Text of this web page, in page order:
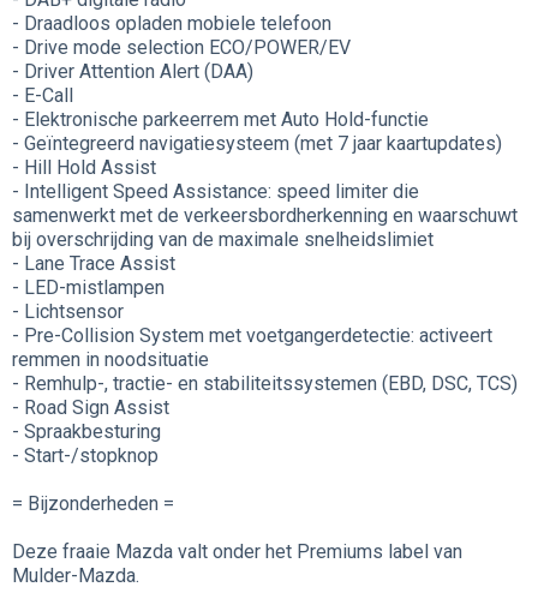
- Draadloos opladen mobiele telefoon
- Drive mode selection ECO/POWER/EV
- Driver Attention Alert (DAA)
- E-Call
- Elektronische parkeerrem met Auto Hold-functie
- Geïntegreerd navigatiesysteem (met 7 jaar kaartupdates)
- Hill Hold Assist
- Intelligent Speed Assistance: speed limiter die
samenwerkt met de verkeersbordherkenning en waarschuwt
bij overschrijding van de maximale snelheidslimiet
- Lane Trace Assist
- LED-mistlampen
- Lichtsensor
- Pre-Collision System met voetgangerdetectie: activeert
remmen in noodsituatie
- Remhulp-, tractie- en stabiliteitssystemen (EBD, DSC, TCS)
- Road Sign Assist
- Spraakbesturing
- Start-/stopknop
= Bijzonderheden =
Deze fraaie Mazda valt onder het Premiums label van
Mulder-Mazda.